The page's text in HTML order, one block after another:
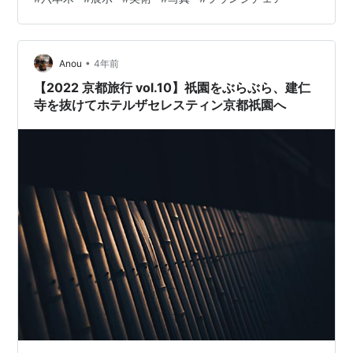
Anou • 4年前
【2022 京都旅行 vol.10】祇園をぶらぶら、建仁
寺を抜けてホテルザセレスティン京都祇園へ